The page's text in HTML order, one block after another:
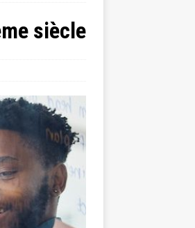
siècle